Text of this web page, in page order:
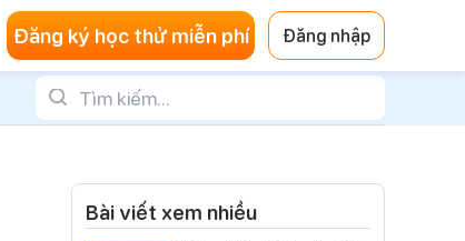
Đăng ký học thử miễn phí Đăng nhập
Bài viết xem nhiều